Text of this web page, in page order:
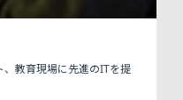
教育現場に先進のITを提